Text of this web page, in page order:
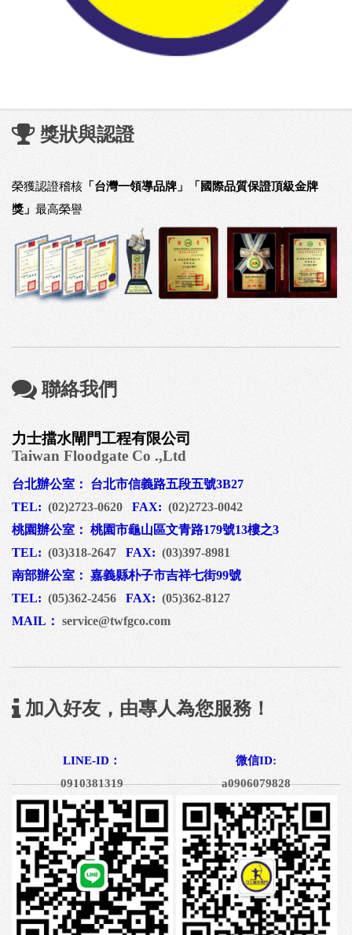
獎狀與認證
榮獲認證稽核 「台灣一領導品牌」「國際品質保證頂級金牌
獎」 最高榮譽
聯絡我們
力士擋水閘門工程有限公司
Taiwan Floodgate Co .,Ltd
台北辦公室： 台北市信義路五段五號3B27
TEL: (02)2723-0620 FAX: (02)2723-0042
桃園辦公室： 桃園市龜山區文青路179號13樓之3
TEL: (03)318-2647 FAX: (03)397-8981
南部辦公室： 嘉義縣朴子市吉祥七街99號
TEL: (05)362-2456 FAX: (05)362-8127
MAIL： service@twfgco.com
加入好友，由專人為您服務！
LINE-ID：
0910381319
微信ID:
a0906079828